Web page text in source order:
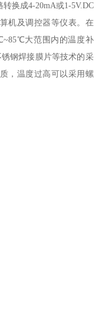
换成4-20mA或1-5V.DC
机及调控器等仪表。在
大范围内的温度补
钢焊接膜片等技术的采
，温度过高可以采用螺